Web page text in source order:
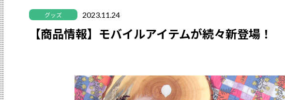
グッズ 2023.11.24
【商品情報】モバイルアイテムが続々新登場！